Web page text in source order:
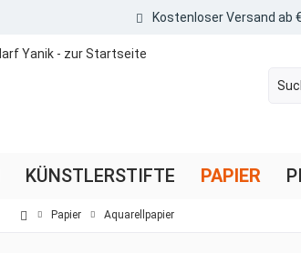
Kostenloser Versand ab
KÜNSTLERSTIFTE PAPIER
Papier Aquarellpapier